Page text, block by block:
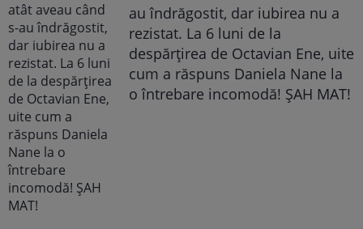
au îndrăgostit, dar iubirea nu a
rezistat. La 6 luni de la
despărțirea de Octavian Ene, uite
cum a răspuns Daniela Nane la
o întrebare incomodă! ȘAH MAT!